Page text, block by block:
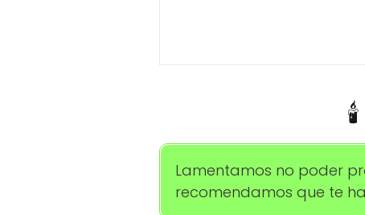
Lamentamos no poder
recomendamos que te